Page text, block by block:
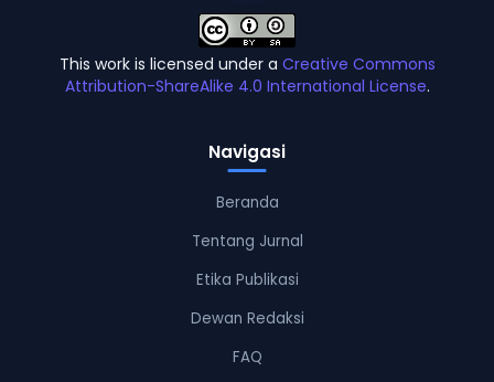
This work is licensed under a Creative Commons
Attribution-ShareAlike 4.0 International License.
Navigasi
Beranda
Tentang Jurnal
Etika Publikasi
Dewan Redaksi
FAQ